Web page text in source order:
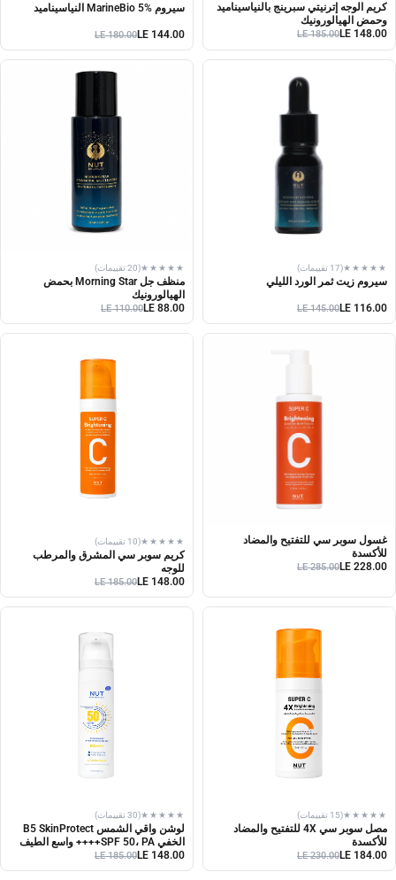
كريم الوجه إترنيتي سبرينج بالنياسيناميد
وحمض الهيالورونيك
LE 185.00LE 148.00
سيروم MarineBio 5% النياسيناميد
LE 180.00LE 144.00
★★★★★(17 تقييمات)
سيروم زيت ثمر الورد الليلي
LE 145.00LE 116.00
★★★★★(20 تقييمات)
منظف جل Morning Star بحمض
الهيالورونيك
LE 110.00LE 88.00
غسول سوبر سي للتفتيح والمضاد
للأكسدة
LE 285.00LE 228.00
★★★★★(10 تقييمات)
كريم سوبر سي المشرق والمرطب
للوجه
LE 185.00LE 148.00
★★★★★(15 تقييمات)
مصل سوبر سي 4X للتفتيح والمضاد
للأكسدة
LE 230.00LE 184.00
★★★★★(30 تقييمات)
لوشن واقي الشمس B5 SkinProtect
الخفي SPF 50، PA++++ واسع الطيف
LE 185.00LE 148.00